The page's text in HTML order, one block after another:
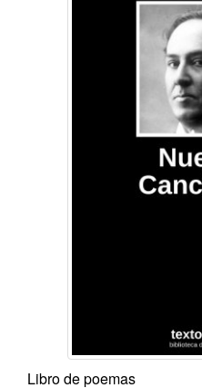
Libro de poemas